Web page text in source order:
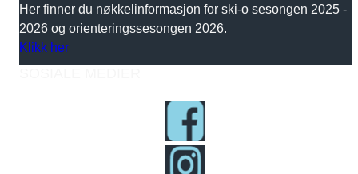
Her finner du nøkkelinformasjon for ski-o sesongen 2025 -
2026 og orienteringssesongen 2026.
Klikk her